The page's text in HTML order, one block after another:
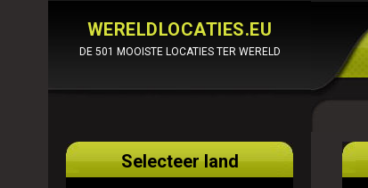
WERELDLOCATIES.EU
DE 501 MOOISTE LOCATIES TER WERELD
Selecteer land